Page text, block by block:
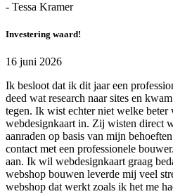
- Tessa Kramer
Investering waard!
16 juni 2026
Ik besloot dat ik dit jaar een
deed wat research naar sites en
tegen. Ik wist echter niet welke beter
webdesignkaart in. Zij wisten direct
aanraden op basis van mijn
contact met een professionele
aan. Ik wil webdesignkaart graag
webshop bouwen leverde mij veel
webshop dat werkt zoals ik het me